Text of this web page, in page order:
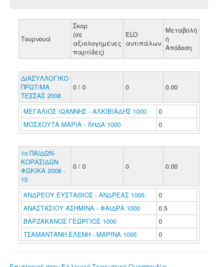
Τουρνουά
Σκορ
(σε
αξιολογημένες
παρτίδες)
ELO
αντιπάλων
Μεταβολή
ή
Απόδοση
ΔΙΑΣΥΛΛΟΓΙΚΟ
ΠΡΩΤ/ΜΑ
ΤΕΣΣΑΣ 2008
0 / 0 0 0.00
ΜΕΓΑΛΙΟΣ ΙΩΑΝΝΗΣ - ΑΛΚΙΒΙΑΔΗΣ 1000
0
ΜΟΣΧΟΥΤΑ ΜΑΡΙΑ - ΛΗΔΑ 1000
0
1ο ΠΑΙΔΩΝ-
ΚΟΡΑΣΙΔΩΝ
ΦΩΚΙΚΑ 2008 -
10
0 / 0 0 0.00
ΑΝΔΡΕΟΥ ΕΥΣΤΑΘΙΟΣ - ΑΝΔΡΕΑΣ 1005
0
ΑΝΑΣΤΑΣΙΟΥ ΑΣΗΜΙΝΑ - ΦΑΙΔΡΑ 1000
0.5
ΒΑΡΖΑΚΑΝΟΣ ΓΕΩΡΓΙΟΣ 1000
0
ΤΣΑΜΑΝΤΑΝΗ ΕΛΕΝΗ - ΜΑΡΙΝΑ 1005
0